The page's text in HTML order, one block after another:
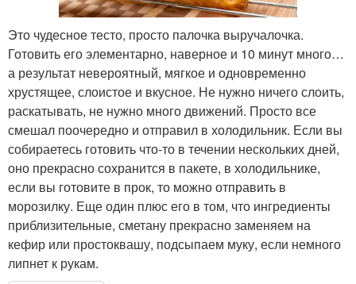
Это чудесное тесто, просто палочка выручалочка.
Готовить его элементарно, наверное и 10 минут много…
а результат невероятный, мягкое и одновременно
хрустящее, слоистое и вкусное. Не нужно ничего слоить,
раскатывать, не нужно много движений. Просто все
смешал поочередно и отправил в холодильник. Если вы
собираетесь готовить что-то в течении нескольких дней,
оно прекрасно сохранится в пакете, в холодильнике,
если вы готовите в прок, то можно отправить в
морозилку. Еще один плюс его в том, что ингредиенты
приблизительные, сметану прекрасно заменяем на
кефир или простоквашу, подсыпаем муку, если немного
липнет к рукам.